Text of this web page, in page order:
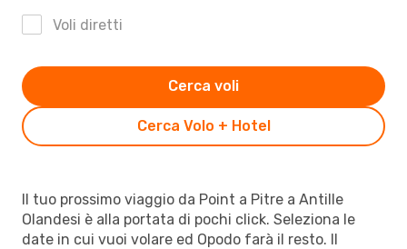
Voli diretti
Cerca Volo + Hotel
Cerca voli
Il tuo prossimo viaggio da Point a Pitre a Antille
Olandesi è alla portata di pochi click. Seleziona le
date in cui vuoi volare ed Opodo farà il resto. Il